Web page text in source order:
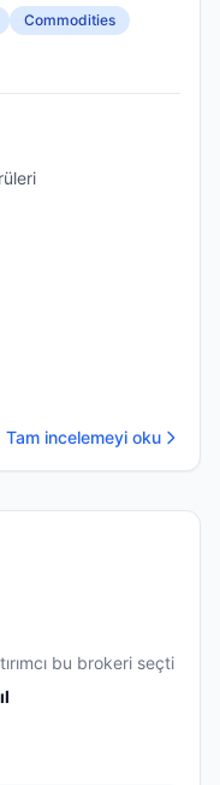
Commodities
Tam incelemeyi oku
bu brokeri seçti